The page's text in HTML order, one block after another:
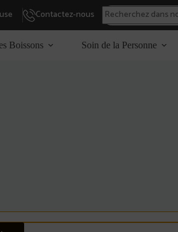
Contactez-nous
Boissons Soin de la Personne